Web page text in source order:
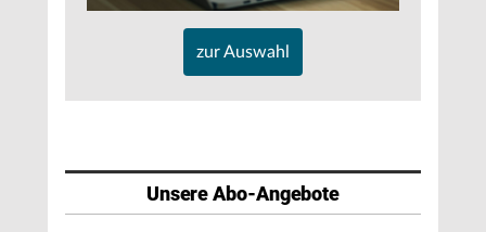
zur Auswahl
Unsere Abo-Angebote